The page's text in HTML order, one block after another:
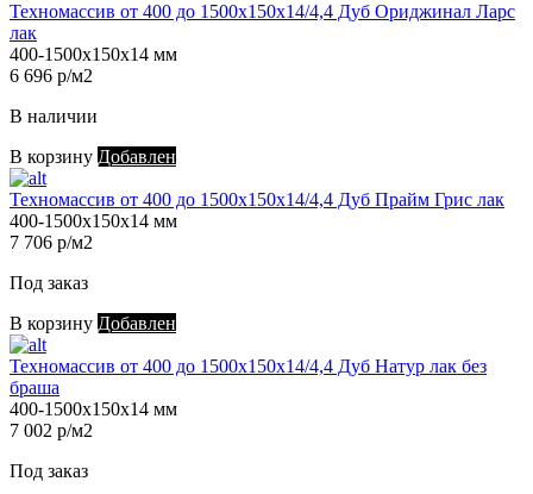
Техномассив от 400 до 1500х150х14/4,4 Дуб Ориджинал Ларс
лак
400-1500х150х14 мм
6 696 р/м2
В наличии
В корзину Добавлен
Техномассив от 400 до 1500х150х14/4,4 Дуб Прайм Грис лак
400-1500х150х14 мм
7 706 р/м2
Под заказ
В корзину Добавлен
Техномассив от 400 до 1500х150х14/4,4 Дуб Натур лак без
браша
400-1500х150х14 мм
7 002 р/м2
Под заказ